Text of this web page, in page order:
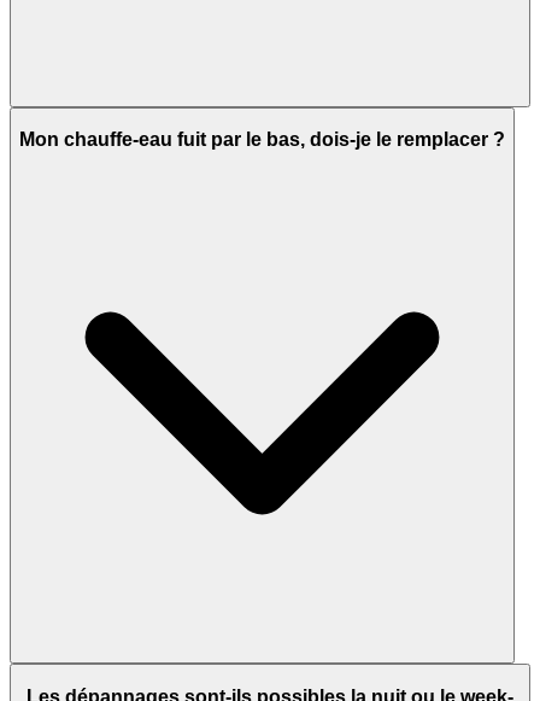
Mon chauffe-eau fuit par le bas, dois-je le remplacer ?
Les dépannages sont-ils possibles la nuit ou le week-